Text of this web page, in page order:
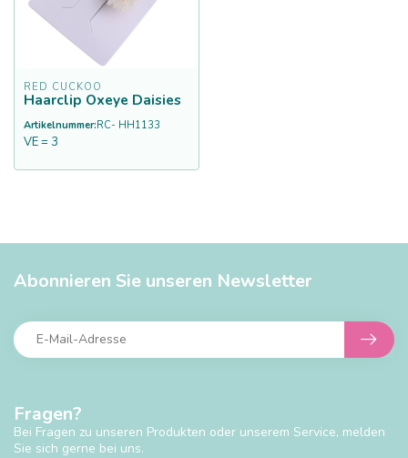
RED CUCKOO
Haarclip Oxeye Daisies
Artikelnummer:RC- HH1133
VE = 3
Fragen?
Bei Fragen zu unseren Produkten oder unserem Service, melden
Sie sich gerne bei uns.
Abonnieren Sie unseren Newsletter